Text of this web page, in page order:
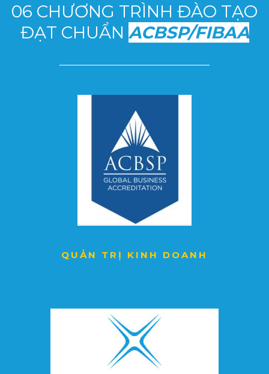
06 CHƯƠNG TRÌNH ĐÀO TẠO
ĐẠT CHUẨN ACBSP/FIBAA
QUẢN TRỊ KINH DOANH